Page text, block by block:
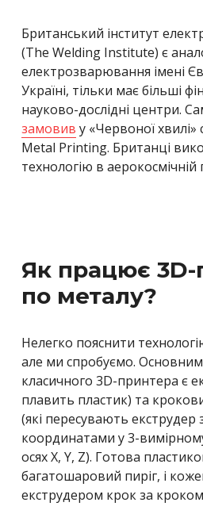
Британський інститут
(The Welding Institute) є
електрозварювання імені
Україні, тільки має більші
науково-дослідні центри.
замовив у «Червоної
Metal Printing. Британці
технологію в аерокосмічній
Як працює
по металу?
Нелегко пояснити
але ми спробуємо.
класичного 3D-принтера є
плавить пластик) та
(які пересувають екструдер
координатами у 3-
осях X, Y, Z). Готова
багатошаровий пиріг, і
екструдером крок за